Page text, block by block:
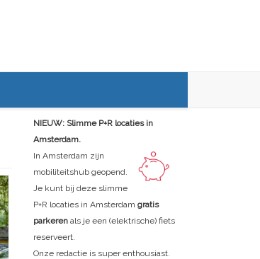
NIEUW: Slimme P+R locaties in
Amsterdam.
In Amsterdam zijn
mobiliteitshub geopend.
Je kunt bij deze slimme
P+R locaties in Amsterdam gratis
parkeren als je een (elektrische) fiets
reserveert.
Onze redactie is super enthousiast.